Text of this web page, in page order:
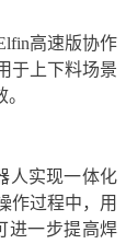
高速版协作
于上下料场景
人实现一体化
作过程中，用
进一步提高焊